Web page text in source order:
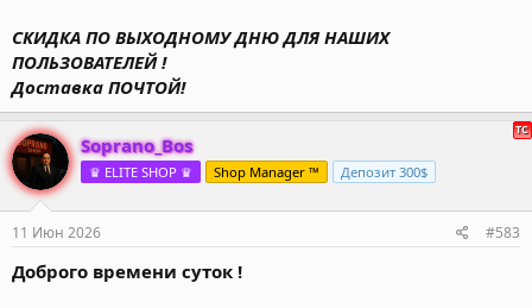
СКИДКА ПО ВЫХОДНОМУ ДНЮ ДЛЯ НАШИХ
ПОЛЬЗОВАТЕЛЕЙ !
Доставка ПОЧТОЙ!
Soprano_Bos
♛ ELITE SHOP ♛ Shop Manager ™ Депозит 300$
11 Июн 2026 #583
Доброго времени суток !